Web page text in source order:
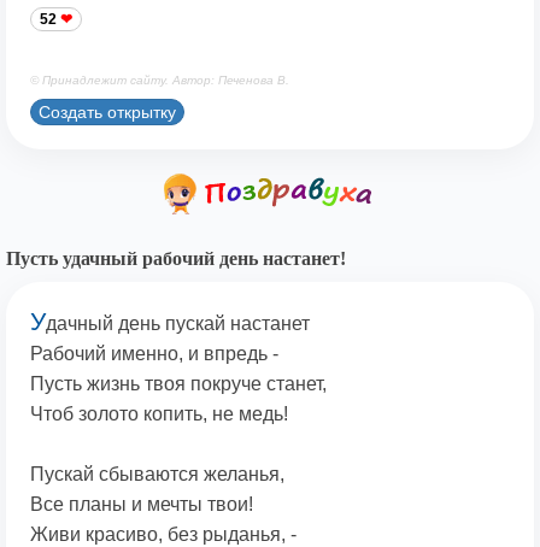
52
© Принадлежит сайту. Автор: Печенова В.
Создать открытку
Пусть удачный рабочий день настанет!
Удачный день пускай настанет
Рабочий именно, и впредь -
Пусть жизнь твоя покруче станет,
Чтоб золото копить, не медь!
Пускай сбываются желанья,
Все планы и мечты твои!
Живи красиво, без рыданья, -